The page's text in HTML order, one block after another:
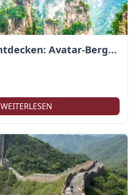
Zhangjiajie entdecken: Avatar-Berge & Altstadt von Fenghuang
WEITERLESEN